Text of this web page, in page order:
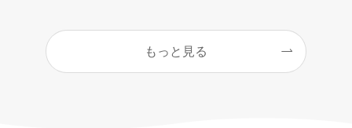
もっと見る